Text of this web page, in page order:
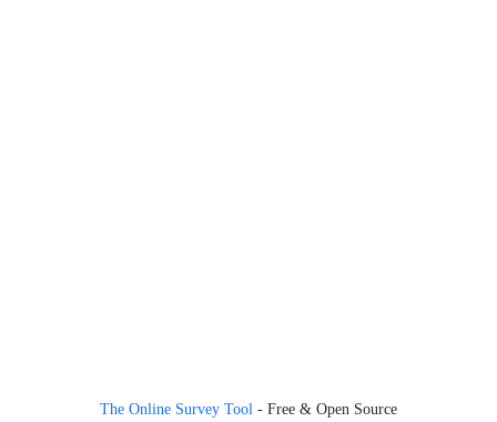
The Online Survey Tool - Free & Open Source